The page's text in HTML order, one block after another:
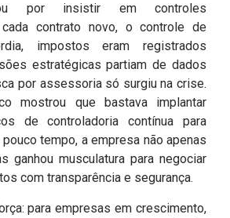
por insistir em controles
contrato novo, o controle de
impostos eram registrados
estratégicas partiam de dados
por assessoria só surgiu na crise.
mostrou que bastava implantar
de controladoria contínua para
tempo, a empresa não apenas
ganhou musculatura para negociar
com transparência e segurança.
para empresas em crescimento,